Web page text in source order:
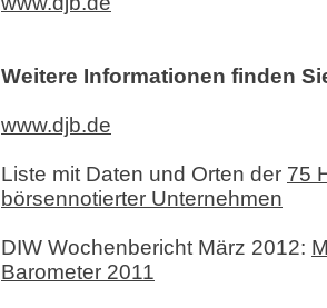
Weitere Informationen finden
www.djb.de
Liste mit Daten und Orten der 75
börsennotierter Unternehmen
DIW Wochenbericht März 2012:
Barometer 2011